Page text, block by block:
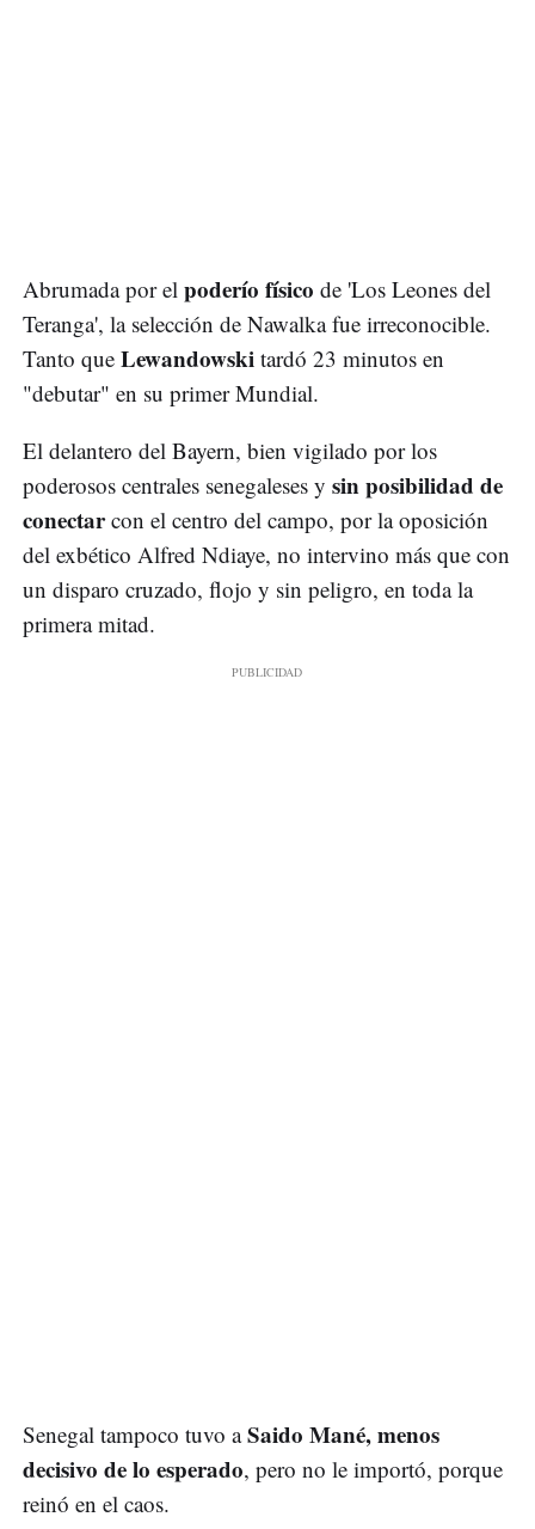
Abrumada por el poderío físico de 'Los Leones del
Teranga', la selección de Nawalka fue irreconocible.
Tanto que Lewandowski tardó 23 minutos en
"debutar" en su primer Mundial.
El delantero del Bayern, bien vigilado por los
poderosos centrales senegaleses y sin posibilidad de
conectarcon el centro del campo, por la oposición
del exbético Alfred Ndiaye, no intervino más que con
un disparo cruzado, flojo y sin peligro, en toda la
primera mitad.
Senegal tampoco tuvo aSaido Mané, menos
decisivo de lo esperado, pero no le importó, porque
reinó en el caos.